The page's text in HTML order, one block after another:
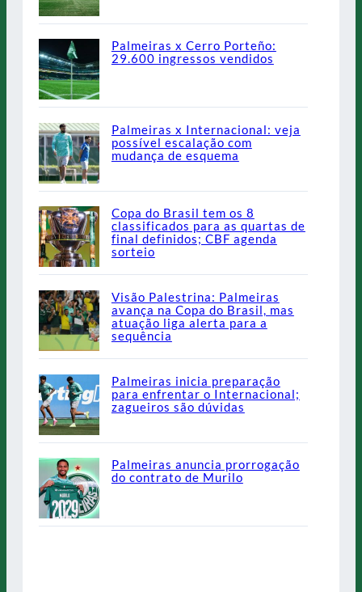
Palmeiras x Cerro Porteño:
29.600 ingressos vendidos
Palmeiras x Internacional: veja
possível escalação com
mudança de esquema
Copa do Brasil tem os 8
classificados para as quartas de
final definidos; CBF agenda
sorteio
Visão Palestrina: Palmeiras
avança na Copa do Brasil, mas
atuação liga alerta para a
sequência
Palmeiras inicia preparação
para enfrentar o Internacional;
zagueiros são dúvidas
Palmeiras anuncia prorrogação
do contrato de Murilo